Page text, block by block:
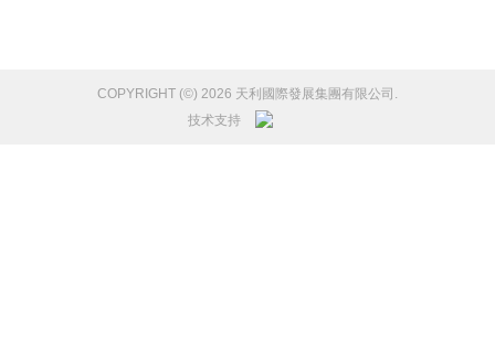
COPYRIGHT (©) 2026 天利國際發展集團有限公司.
技术支持